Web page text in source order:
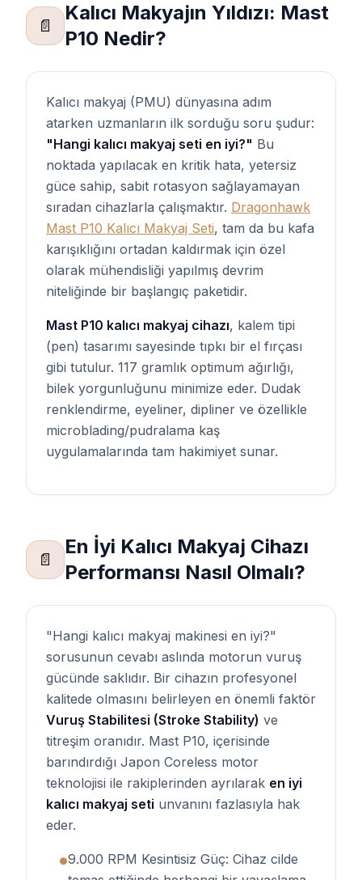
📄
Kalıcı Makyajın Yıldızı: Mast
P10 Nedir?
Kalıcı makyaj (PMU) dünyasına adım
atarken uzmanların ilk sorduğu soru şudur:
"Hangi kalıcı makyaj seti en iyi?" Bu
noktada yapılacak en kritik hata, yetersiz
güce sahip, sabit rotasyon sağlayamayan
sıradan cihazlarla çalışmaktır. Dragonhawk
Mast P10 Kalıcı Makyaj Seti, tam da bu kafa
karışıklığını ortadan kaldırmak için özel
olarak mühendisliği yapılmış devrim
niteliğinde bir başlangıç paketidir.
Mast P10 kalıcı makyaj cihazı, kalem tipi
(pen) tasarımı sayesinde tıpkı bir el fırçası
gibi tutulur. 117 gramlık optimum ağırlığı,
bilek yorgunluğunu minimize eder. Dudak
renklendirme, eyeliner, dipliner ve özellikle
microblading/pudralama kaş
uygulamalarında tam hakimiyet sunar.
📄
En İyi Kalıcı Makyaj Cihazı
Performansı Nasıl Olmalı?
"Hangi kalıcı makyaj makinesi en iyi?"
sorusunun cevabı aslında motorun vuruş
gücünde saklıdır. Bir cihazın profesyonel
kalitede olmasını belirleyen en önemli faktör
Vuruş Stabilitesi (Stroke Stability) ve
titreşim oranıdır. Mast P10, içerisinde
barındırdığı Japon Coreless motor
teknolojisi ile rakiplerinden ayrılarak en iyi
kalıcı makyaj seti unvanını fazlasıyla hak
eder.
●9.000 RPM Kesintisiz Güç: Cihaz cilde